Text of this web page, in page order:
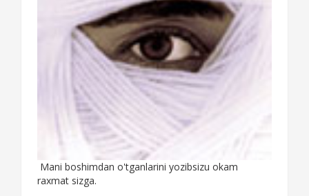
Mani boshimdan o'tganlarini yozibsizu okam
raxmat sizga.